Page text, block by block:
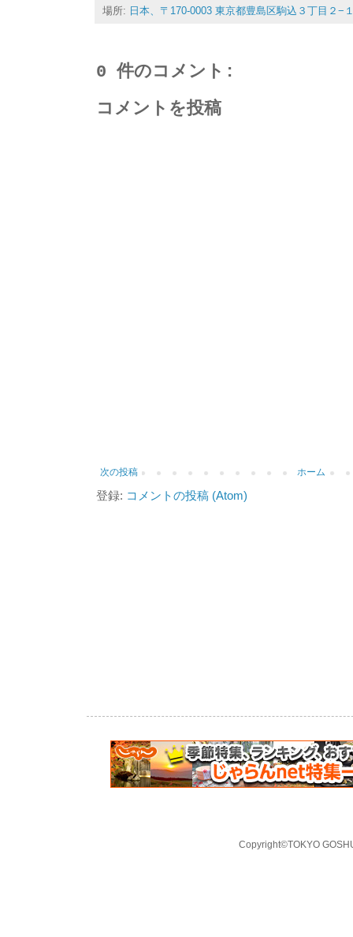
場所: 日本、〒170-0003 東京都豊島区駒込３丁目２−
0 件のコメント:
コメントを投稿
次の投稿 ホーム
登録: コメントの投稿 (Atom)
Copyright©TOKYO